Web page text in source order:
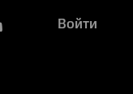
Войти